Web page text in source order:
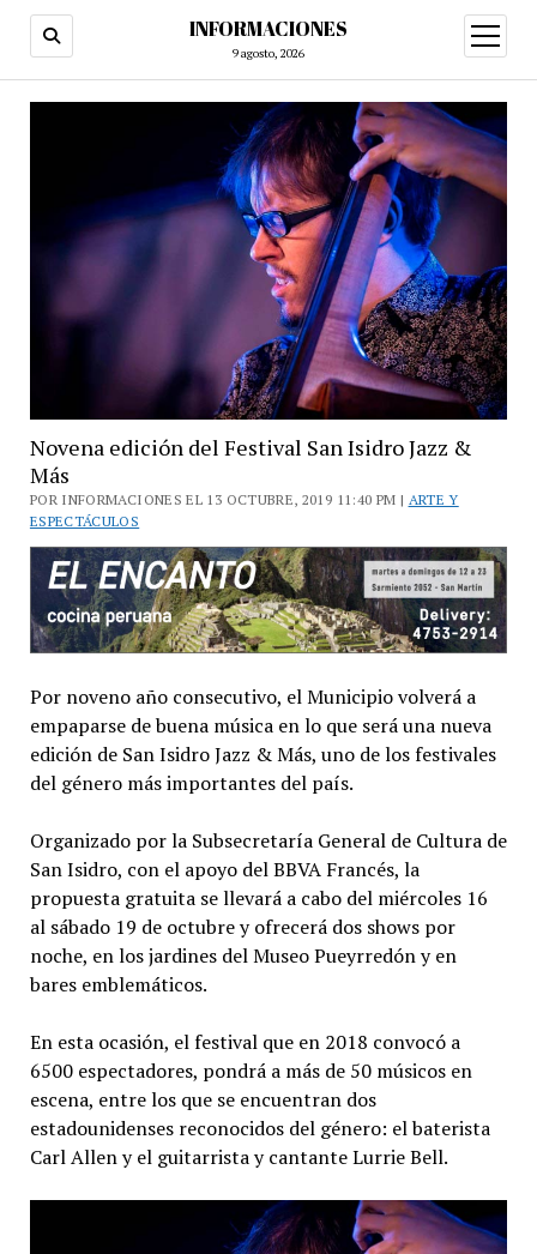
INFORMACIONES
9 agosto, 2026
abrir
menú
Novena edición del Festival San Isidro Jazz &
Más
POR INFORMACIONES EL 13 OCTUBRE, 2019 11:40 PM | ARTE Y
ESPECTÁCULOS
Por noveno año consecutivo, el Municipio volverá a
empaparse de buena música en lo que será una nueva
edición de San Isidro Jazz & Más, uno de los festivales
del género más importantes del país.
Organizado por la Subsecretaría General de Cultura de
San Isidro, con el apoyo del BBVA Francés, la
propuesta gratuita se llevará a cabo del miércoles 16
al sábado 19 de octubre y ofrecerá dos shows por
noche, en los jardines del Museo Pueyrredón y en
bares emblemáticos.
En esta ocasión, el festival que en 2018 convocó a
6500 espectadores, pondrá a más de 50 músicos en
escena, entre los que se encuentran dos
estadounidenses reconocidos del género: el baterista
Carl Allen y el guitarrista y cantante Lurrie Bell.